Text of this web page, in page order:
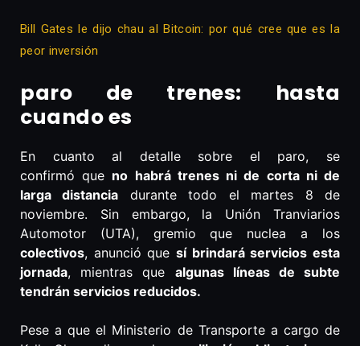
Bill Gates le dijo chau al Bitcoin: por qué cree que es la
peor inversión
paro de trenes: hasta
cuando es
En cuanto al detalle sobre el paro, se
confirmó que no habrá trenes ni de corta ni de
larga distancia durante todo el martes 8 de
noviembre. Sin embargo, la Unión Tranviarios
Automotor (UTA), gremio que nuclea a los
colectivos, anunció que sí brindará servicios esta
jornada, mientras que algunas líneas de subte
tendrán servicios reducidos.
Pese a que el Ministerio de Transporte a cargo de